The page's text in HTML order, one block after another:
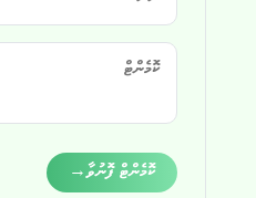
ކޮމެންޓް ފޮނުވާ→